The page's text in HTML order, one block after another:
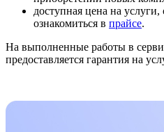
доступная цена на
ознакомиться в прайсе.
На выполненные работы в
предоставляется гарантия на